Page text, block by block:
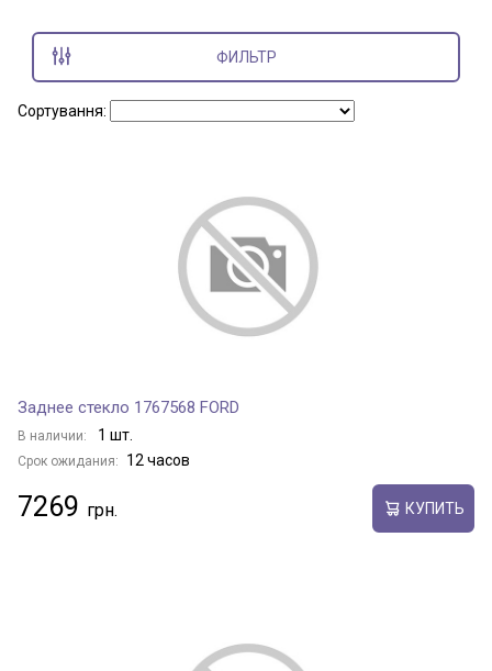
Hummer
Показать все марки
ФИЛЬТР
Сортування:
Заднее стекло 1767568 FORD
В наличии: 1 шт.
Срок ожидания: 12 часов
7269 КУПИТЬ